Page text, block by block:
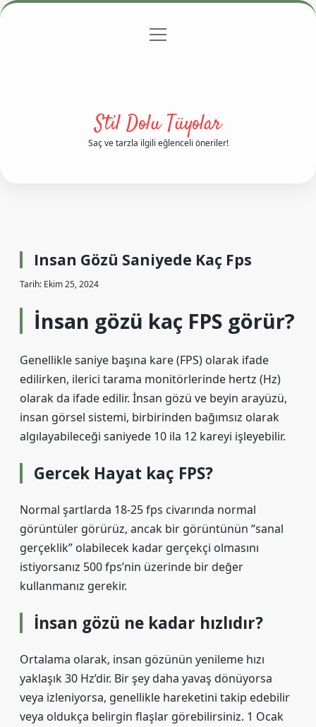
Gizlilik Politikası
menüyü
Stil Dolu Tüyolar
Saç ve tarzla ilgili eğlenceli öneriler!
Insan Gözü Saniyede Kaç Fps
Tarih: Ekim 25, 2024
İnsan gözü kaç FPS görür?
Genellikle saniye başına kare (FPS) olarak ifade
edilirken, ilerici tarama monitörlerinde hertz (Hz)
olarak da ifade edilir. İnsan gözü ve beyin arayüzü,
insan görsel sistemi, birbirinden bağımsız olarak
algılayabileceği saniyede 10 ila 12 kareyi işleyebilir.
Gercek Hayat kaç FPS?
Normal şartlarda 18-25 fps civarında normal
görüntüler görürüz, ancak bir görüntünün “sanal
gerçeklik” olabilecek kadar gerçekçi olmasını
istiyorsanız 500 fps’nin üzerinde bir değer
kullanmanız gerekir.
İnsan gözü ne kadar hızlıdır?
Ortalama olarak, insan gözünün yenileme hızı
yaklaşık 30 Hz’dir. Bir şey daha yavaş dönüyorsa
veya izleniyorsa, genellikle hareketini takip edebilir
veya oldukça belirgin flaşlar görebilirsiniz. 1 Ocak